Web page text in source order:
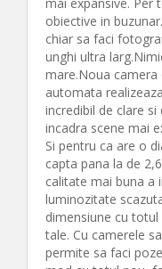
obiective in
chiar sa faci
unghi ultra
mare.Noua camera
automata
incredibil de clare
incadra scene mai
Si pentru ca are o
capta pana la de
calitate mai buna a
luminozitate
dimensiune cu
tale. Cu camerele
permite sa faci